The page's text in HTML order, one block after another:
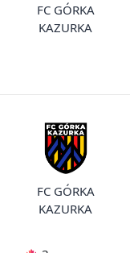
FC GÓRKA
KAZURKA
FC GÓRKA
KAZURKA